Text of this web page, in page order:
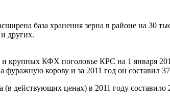
база хранения зерна в районе на
других.
крупных КФХ поголовье КРС на 1 января
корову и за 2011 год он составил
(в действующих ценах) в 2011 году